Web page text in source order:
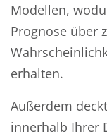
Modellen,
Prognose über
erhalten.
Außerdem
innerhalb Ihrer